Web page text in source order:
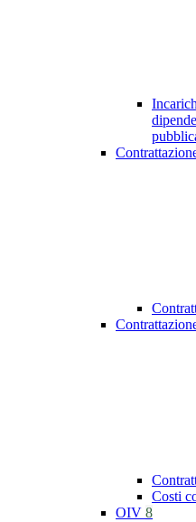
Costi
OIV 8